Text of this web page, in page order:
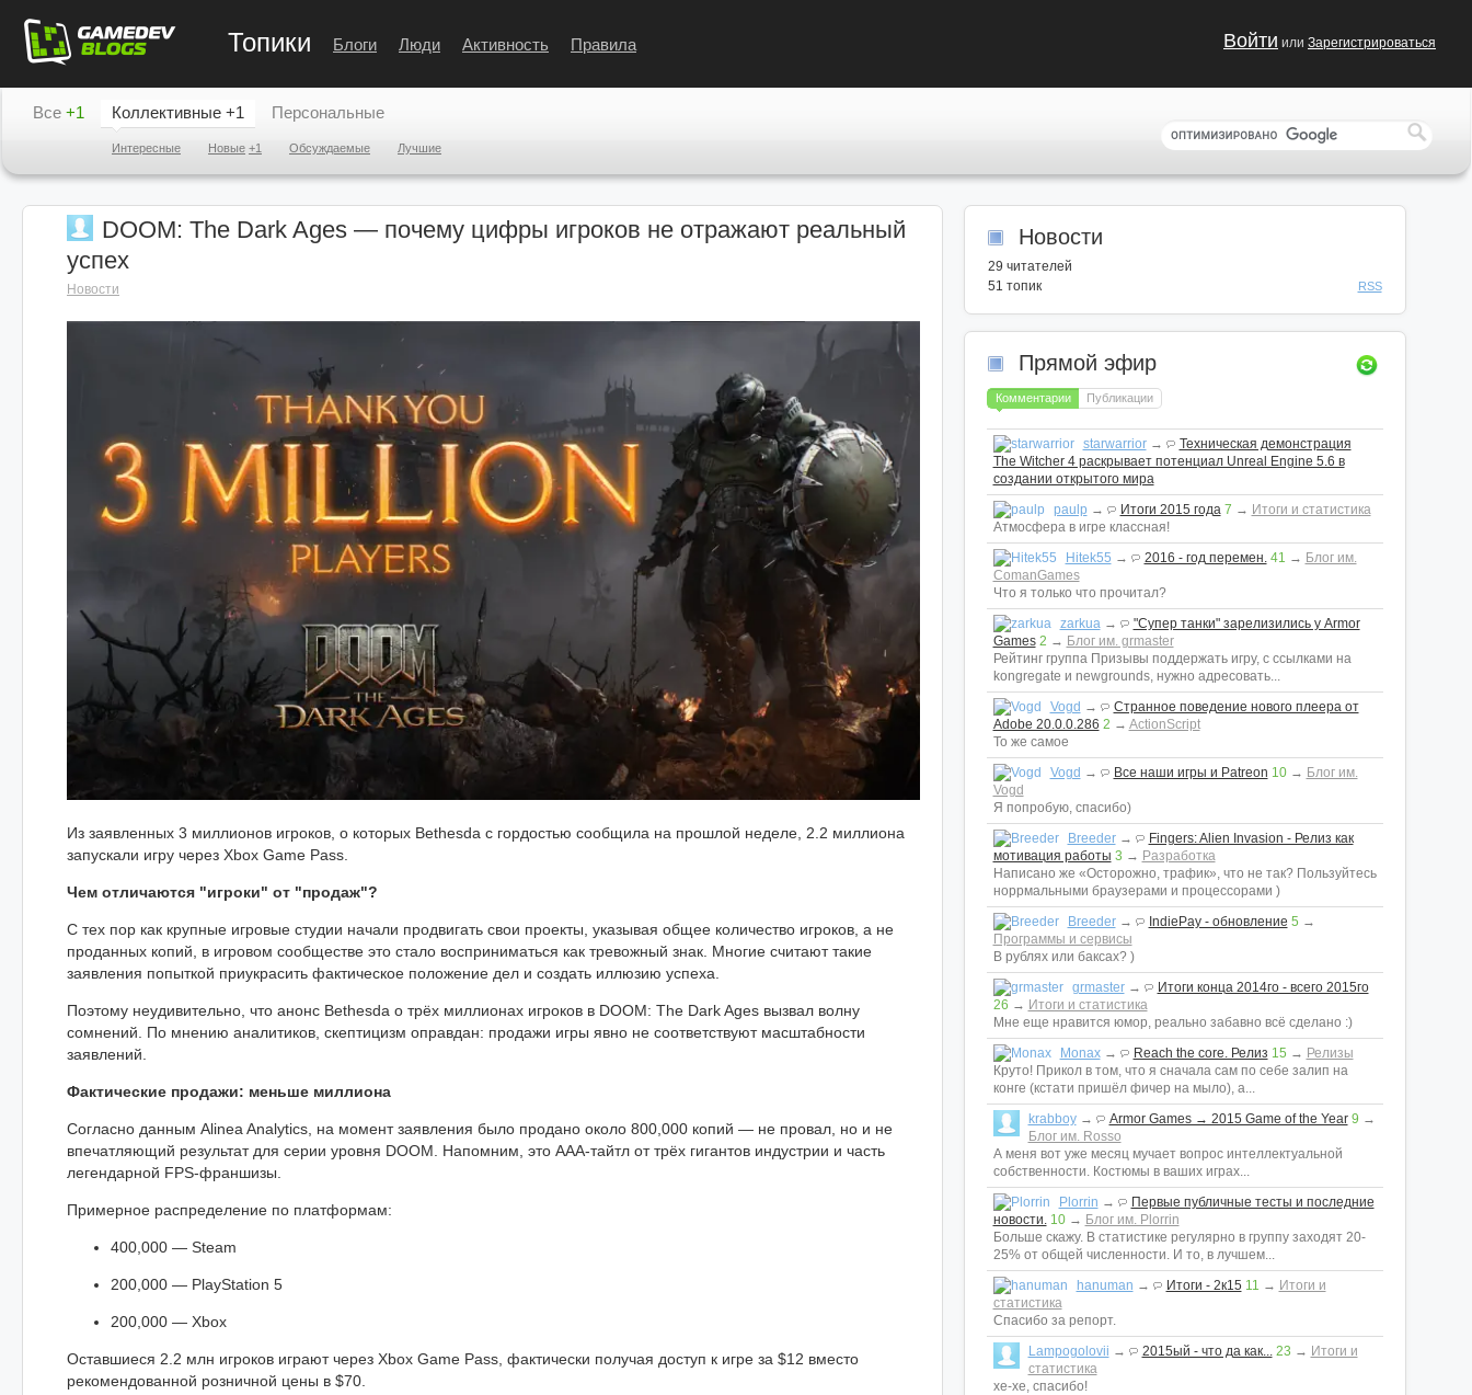
Войти или Зарегистрироваться
Топики Блоги Люди Активность Правила
Все +1 Коллективные +1
Интересные Новые +1 Обсуждаемые Лучшие
Персональные
DOOM: The Dark Ages — почему цифры игроков не отражают реальный
успех
Новости
Из заявленных 3 миллионов игроков, о которых Bethesda с гордостью сообщила на прошлой неделе, 2.2 миллиона
запускали игру через Xbox Game Pass.
Чем отличаются "игроки" от "продаж"?
С тех пор как крупные игровые студии начали продвигать свои проекты, указывая общее количество игроков, а не
проданных копий, в игровом сообществе это стало восприниматься как тревожный знак. Многие считают такие
заявления попыткой приукрасить фактическое положение дел и создать иллюзию успеха.
Поэтому неудивительно, что анонс Bethesda о трёх миллионах игроков в DOOM: The Dark Ages вызвал волну
сомнений. По мнению аналитиков, скептицизм оправдан: продажи игры явно не соответствуют масштабности
заявлений.
Фактические продажи: меньше миллиона
Согласно данным Alinea Analytics, на момент заявления было продано около 800,000 копий — не провал, но и не
впечатляющий результат для серии уровня DOOM. Напомним, это AAA‑тайтл от трёх гигантов индустрии и часть
легендарной FPS-франшизы.
Примерное распределение по платформам:
400,000 — Steam
200,000 — PlayStation 5
200,000 — Xbox
Оставшиеся 2.2 млн игроков играют через Xbox Game Pass, фактически получая доступ к игре за $12 вместо
рекомендованной розничной цены в $70.
Новости
29 читателей
51 топик
RSS
Прямой эфир
Комментарии Публикации
starwarrior→
Техническая демонстрация
The Witcher 4 раскрывает потенциал Unreal Engine 5.6 в
создании открытого мира
paulp → Итоги 2015 года 7 → Итоги и статистика
Атмосфера в игре классная!
Hitek55 → 2016 - год перемен. 41 → Блог им.
ComanGames
Что я только что прочитал?
zarkua→
"Супер танки" зарелизились у Armor
Games 2 → Блог им. grmaster
Рейтинг группа Призывы поддержать игру, с ссылками на
kongregate и newgrounds, нужно адресовать...
Vogd →
Странное поведение нового плеера от
Adobe 20.0.0.286 2 → ActionScript
То же самое
Vogd → Все наши игры и Patreon 10→ Блог им.
Vogd
Я попробую, спасибо)
Breeder→
Fingers: Alien Invasion - Релиз как
мотивация работы 3 → Разработка
Написано же «Осторожно, трафик», что не так? Пользуйтесь
норрмальными браузерами и процессорами )
Breeder→ IndiePay - обновление 5 →
Программы и сервисы
В рублях или баксах? )
grmaster→
Итоги конца 2014го - всего 2015го
26 → Итоги и статистика
Мне еще нравится юмор, реально забавно всё сделано :)
Monax→ Reach the core. Релиз 15 → Релизы
Круто! Прикол в том, что я сначала сам по себе залип на
конге (кстати пришёл фичер на мыло), а...
krabboy→ Armor Games → 2015 Game of the Year 9 →
Блог им. Rosso
А меня вот уже месяц мучает вопрос интеллектуальной
собственности. Костюмы в ваших играх...
Plorrin →
Первые публичные тесты и последние
новости. 10→ Блог им. Plorrin
Больше скажу. В статистике регулярно в группу заходят 20-
25% от общей численности. И то, в лучшем...
hanuman → Итоги - 2к15 11 → Итоги и
статистика
Спасибо за репорт.
Lampogolovii → 2015ый - что да как... 23 → Итоги и
статистика
хе-хе, спасибо!